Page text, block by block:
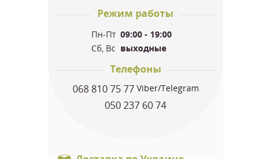
Режим работы
Пн-Пт 09:00 - 19:00
Сб, Вс выходные
Телефоны
068 810 75 77Viber/Telegram
050 237 60 74